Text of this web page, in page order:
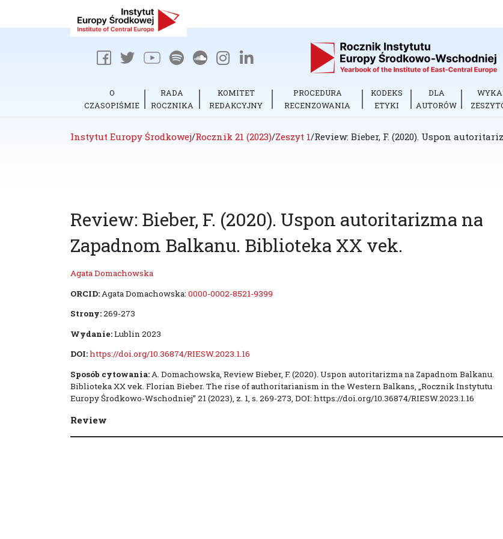
O
CZASOPIŚMIE
RADA
ROCZNIKA
KOMITET
REDAKCYJNY
PROCEDURA
RECENZOWANIA
KODEKS
ETYKI
DLA
AUTORÓW
Instytut Europy Środkowej/Rocznik 21 (2023)/Zeszyt 1/Review: Bieber, F. (2020). Uspon
Review: Bieber, F. (2020). Uspon autoritarizma na
Zapadnom Balkanu. Biblioteka XX vek.
Agata Domachowska
ORCID:Agata Domachowska: 0000-0002-8521-9399
Strony:269-273
Wydanie:Lublin 2023
DOI:https://doi.org/10.36874/RIESW.2023.1.16
Sposób cytowania:A. Domachowska, Review Bieber, F. (2020). Uspon autoritarizma na Zapadnom Balkanu.
Biblioteka XX vek. Florian Bieber. The rise of authoritarianism in the Western Balkans, „Rocznik Instytutu
Europy Środkowo-Wschodniej” 21 (2023), z. 1, s. 269-273, DOI: https://doi.org/10.36874/RIESW.2023.1.16
Review